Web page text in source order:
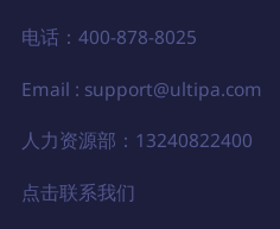
电话：400-878-8025
Email : support@ultipa.com
人力资源部：13240822400
点击联系我们